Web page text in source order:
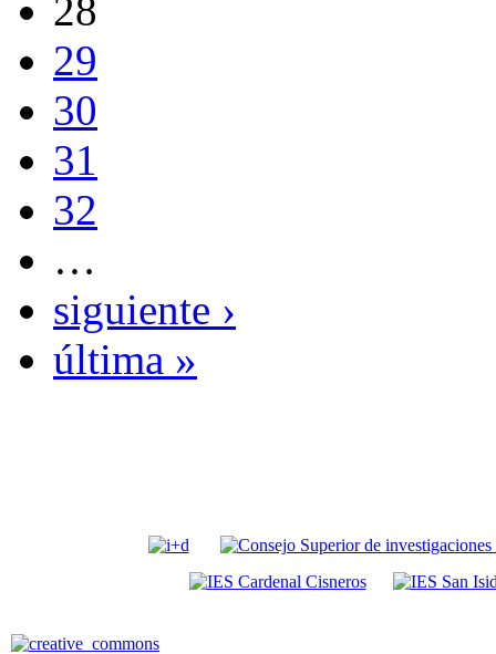
28
29
30
31
32
…
siguiente ›
última »